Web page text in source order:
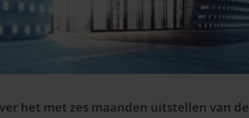
het met zes maanden uitstellen van de